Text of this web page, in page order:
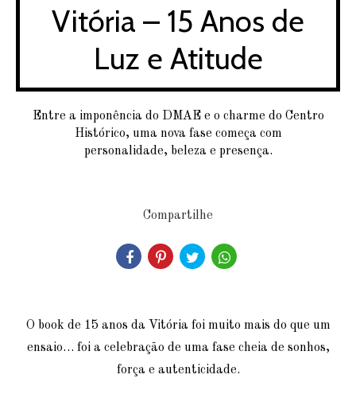
Vitória – 15 Anos de
Luz e Atitude
Entre a imponência do DMAE e o charme do Centro
Histórico, uma nova fase começa com
personalidade, beleza e presença.
Compartilhe
O book de 15 anos da Vitória foi muito mais do que um
ensaio… foi a celebração de uma fase cheia de sonhos,
força e autenticidade.